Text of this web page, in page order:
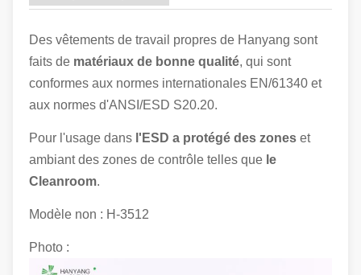
Des vêtements de travail propres de Hanyang sont
faits de matériaux de bonne qualité, qui sont
conformes aux normes internationales EN/61340 et
aux normes d'ANSI/ESD S20.20.
Pour l'usage dans l'ESD a protégé des zones et
ambiant des zones de contrôle telles que le
Cleanroom.
Modèle non : H-3512
Photo :